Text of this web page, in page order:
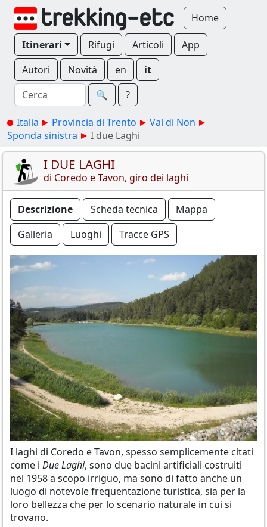
Home
Itinerari Rifugi Articoli
App
Autori
Novità en
it
🔍︎
?
Italia Provincia di Trento
Val di Non
Sponda sinistra
I due Laghi
I DUE LAGHI
di Coredo e Tavon, giro dei laghi
Descrizione Scheda tecnica
Mappa
Galleria
Luoghi Tracce GPS
I laghi di Coredo e Tavon, spesso semplicemente citati
come i Due Laghi, sono due bacini artificiali costruiti
nel 1958 a scopo irriguo, ma sono di fatto anche un
luogo di notevole frequentazione turistica, sia per la
loro bellezza che per lo scenario naturale in cui si
trovano.